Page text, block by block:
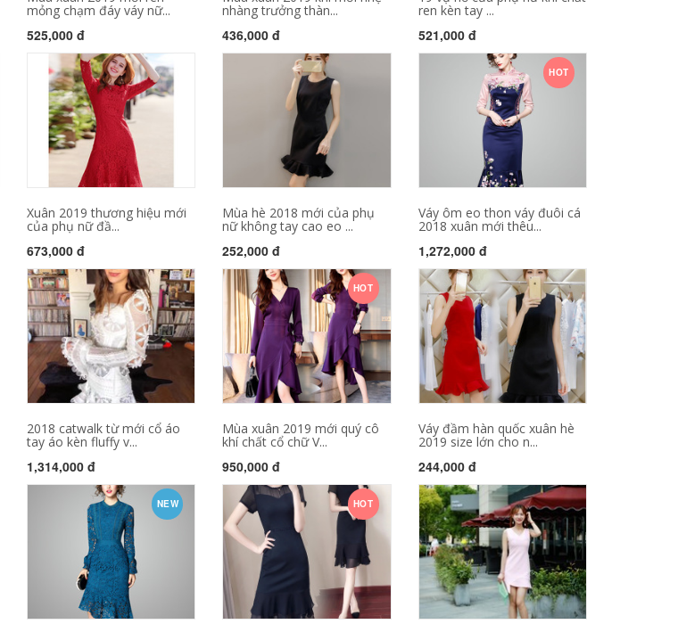
mỏng chạm đáy váy nữ...
525,000 đ
nhàng trưởng thàn...
436,000 đ
ren kèn tay ...
521,000 đ
Xuân 2019 thương hiệu mới
của phụ nữ đầ...
673,000 đ
Mùa hè 2018 mới của phụ
nữ không tay cao eo ...
252,000 đ
HOT
Váy ôm eo thon váy đuôi cá
2018 xuân mới thêu...
1,272,000 đ
2018 catwalk từ mới cổ áo
tay áo kèn fluffy v...
1,314,000 đ
HOT
Mùa xuân 2019 mới quý cô
khí chất cổ chữ V...
950,000 đ
Váy đầm hàn quốc xuân hè
2019 size lớn cho n...
244,000 đ
NEW HOT